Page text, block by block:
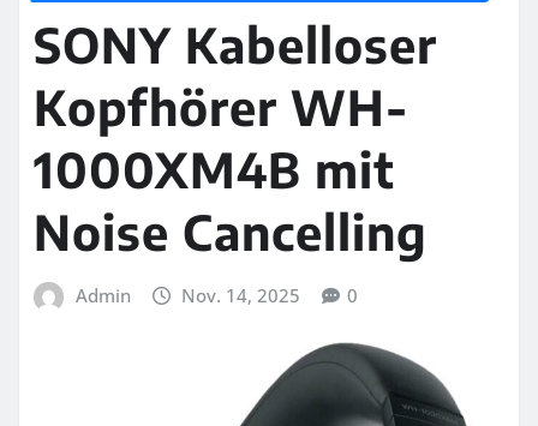
SONY Kabelloser
Kopfhörer WH-
1000XM4B mit
Noise Cancelling
Admin Nov. 14, 2025 0